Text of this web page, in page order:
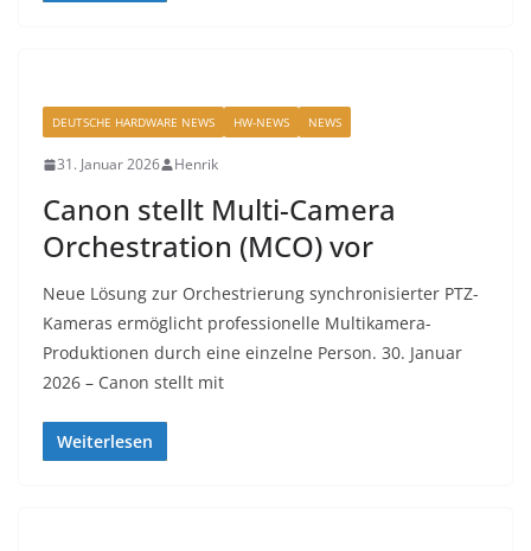
DEUTSCHE HARDWARE NEWS HW-NEWS NEWS
31. Januar 2026 Henrik
Canon stellt Multi-Camera
Orchestration (MCO) vor
Neue Lösung zur Orchestrierung synchronisierter PTZ-
Kameras ermöglicht professionelle Multikamera-
Produktionen durch eine einzelne Person. 30. Januar
2026 – Canon stellt mit
Weiterlesen